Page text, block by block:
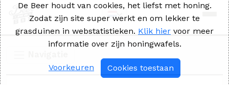
De Beer houdt van cookies, het liefst met honing.
Zodat zijn site super werkt en om lekker te
grasduinen in webstatistieken. Klik hier voor meer
informatie over zijn honingwafels.
Voorkeuren Cookies toestaan